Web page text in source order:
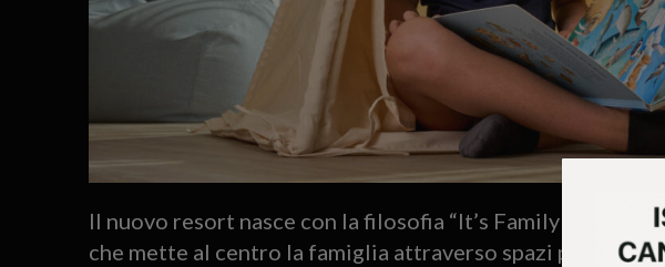
Il nuovo resort nasce con la filosofia “It’s Family Time –
che mette al centro la famiglia attraverso spazi